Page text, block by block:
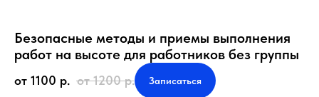
Безопасные методы и приемы выполнения
работ на высоте для работников без группы
от 1100 р. от 1200 р. Записаться